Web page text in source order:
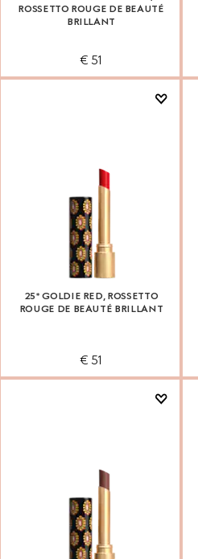
ROSSETTO ROUGE DE BEAUTÉ
BRILLANT
€ 51
25* GOLDIE RED, ROSSETTO
ROUGE DE BEAUTÉ BRILLANT
€ 51